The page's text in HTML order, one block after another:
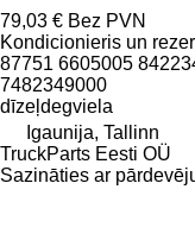
79,03 € Bez PVN
Kondicionieris un
87751 6605005
7482349000
dīzeļdegviela
Igaunija, Tallinn
TruckParts Eesti OÜ
Sazināties ar